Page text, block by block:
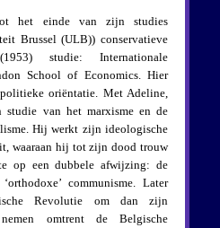
het einde van zijn studies
Brussel (ULB)) conservatieve
studie: Internationale
School of Economics. Hier
oriëntatie. Met Adeline,
van het marxisme en de
Hij werkt zijn ideologische
waaraan hij tot zijn dood trouw
op een dubbele afwijzing: de
communisme. Later
Revolutie om dan zijn
omtrent de Belgische